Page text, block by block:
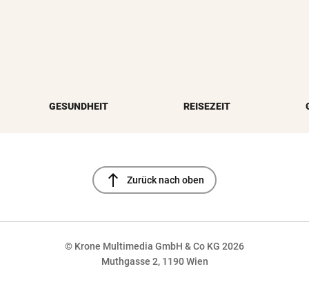
GESUNDHEIT REISEZEIT
north Zurück nach oben
© Krone Multimedia GmbH & Co KG 2026
Muthgasse 2, 1190 Wien